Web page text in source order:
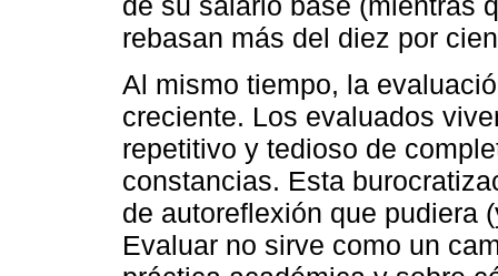
rebasan más del diez por
Al mismo tiempo, la
creciente. Los evaluados
repetitivo y tedioso de
constancias. Esta
de autoreflexión que pudiera
Evaluar no sirve como un